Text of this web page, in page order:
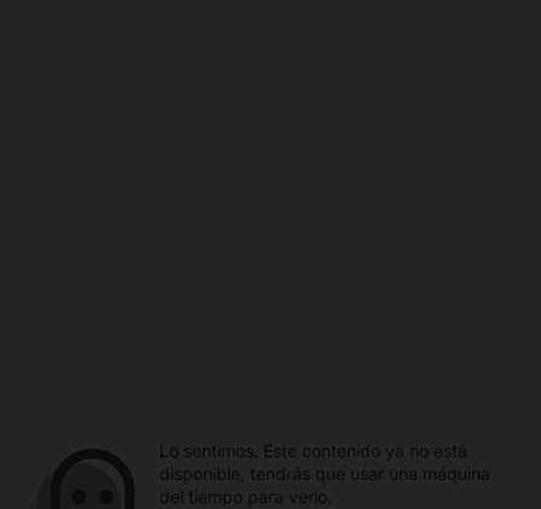
Lo sentimos. Este contenido ya no está
disponible, tendrás que usar una máquina
del tiempo para verlo.